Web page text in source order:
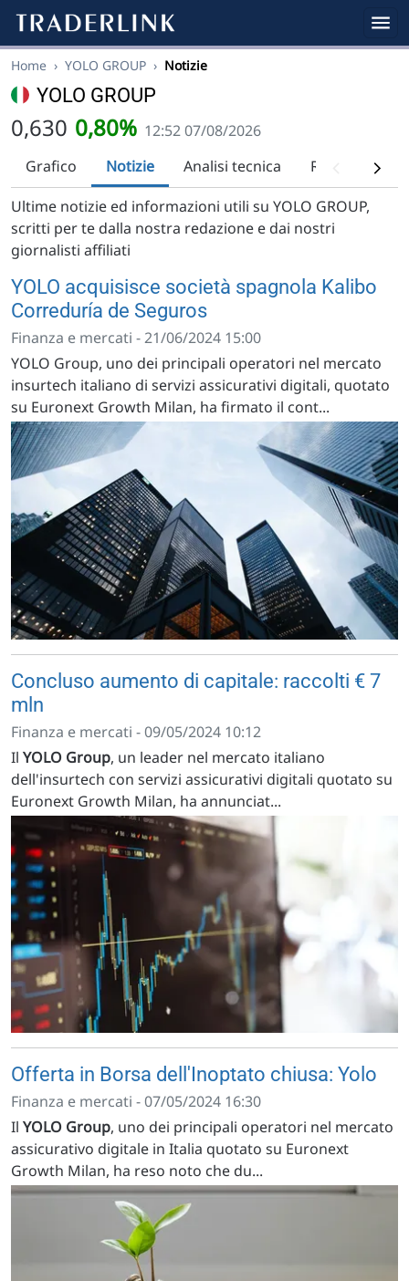
Home › YOLO GROUP › Notizie
YOLO GROUP
0,630 0,80% 12:52 07/08/2026
Grafico
Notizie Analisi tecnica
Ultime notizie ed informazioni utili su YOLO GROUP,
scritti per te dalla nostra redazione e dai nostri
giornalisti affiliati
YOLO acquisisce società spagnola Kalibo
Correduría de Seguros
Finanza e mercati - 21/06/2024 15:00
YOLO Group, uno dei principali operatori nel mercato
insurtech italiano di servizi assicurativi digitali, quotato
su Euronext Growth Milan, ha firmato il cont...
Concluso aumento di capitale: raccolti € 7
mln
Finanza e mercati - 09/05/2024 10:12
Il YOLO Group, un leader nel mercato italiano
dell'insurtech con servizi assicurativi digitali quotato su
Euronext Growth Milan, ha annunciat...
Offerta in Borsa dell'Inoptato chiusa: Yolo
Finanza e mercati - 07/05/2024 16:30
Il YOLO Group, uno dei principali operatori nel mercato
assicurativo digitale in Italia quotato su Euronext
Growth Milan, ha reso noto che du...